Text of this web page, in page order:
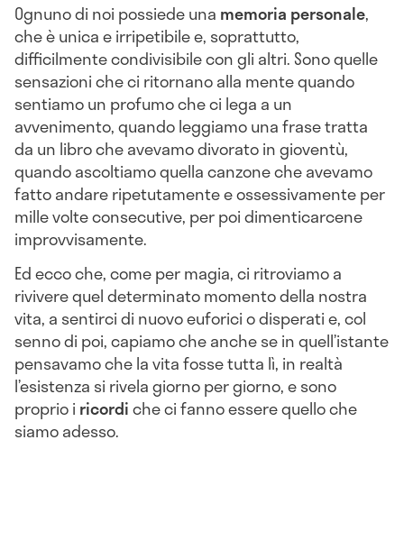
Ognuno di noi possiede una memoria personale,
che è unica e irripetibile e, soprattutto,
difficilmente condivisibile con gli altri. Sono quelle
sensazioni che ci ritornano alla mente quando
sentiamo un profumo che ci lega a un
avvenimento, quando leggiamo una frase tratta
da un libro che avevamo divorato in gioventù,
quando ascoltiamo quella canzone che avevamo
fatto andare ripetutamente e ossessivamente per
mille volte consecutive, per poi dimenticarcene
improvvisamente.
Ed ecco che, come per magia, ci ritroviamo a
rivivere quel determinato momento della nostra
vita, a sentirci di nuovo euforici o disperati e, col
senno di poi, capiamo che anche se in quell’istante
pensavamo che la vita fosse tutta lì, in realtà
l’esistenza si rivela giorno per giorno, e sono
proprio i ricordiche ci fanno essere quello che
siamo adesso.